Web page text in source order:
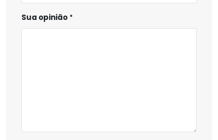
Sua opinião